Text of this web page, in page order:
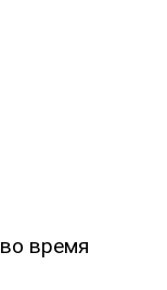
время